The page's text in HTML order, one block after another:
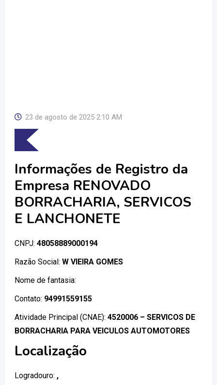
23 de agosto de 2025 2:10 AM
Informações de Registro da
Empresa RENOVADO
BORRACHARIA, SERVICOS
E LANCHONETE
CNPJ: 48058889000194
Razão Social: W VIEIRA GOMES
Nome de fantasia:
Contato: 94991559155
Atividade Principal (CNAE): 4520006 – SERVICOS DE
BORRACHARIA PARA VEICULOS AUTOMOTORES
Localização
Logradouro: ,